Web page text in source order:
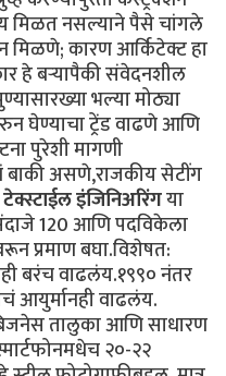
मिळत नसल्याने पैसे चांगले
मिळणे; कारण आर्किटेक्ट हा
हे बर्‍यापैकी संवेदनशील
भल्या मोठ्या
घेण्याचा ट्रेंड वाढणे आणि
पुरेशी मागणी
असणे,राजकीय सेटींग
इंजिनिअरिंगया
120 आणि पदविकेला
प्रमाण बघा.विशेषत:
बरंच वाढलंय.१९९० नंतर
आयुर्मानही वाढलंय.
तालुका आणि साधारण
२०-२२